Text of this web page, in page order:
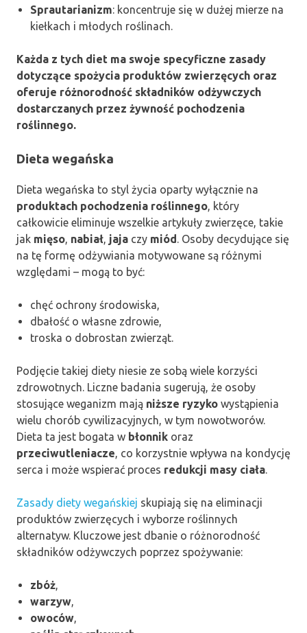
Sprautarianizm: koncentruje się w dużej mierze na
kiełkach i młodych roślinach.
Każda z tych diet ma swoje specyficzne zasady
dotyczące spożycia produktów zwierzęcych oraz
oferuje różnorodność składników odżywczych
dostarczanych przez żywność pochodzenia
roślinnego.
Dieta wegańska
Dieta wegańska to styl życia oparty wyłącznie na
produktach pochodzenia roślinnego, który
całkowicie eliminuje wszelkie artykuły zwierzęce, takie
jak mięso, nabiał, jaja czy miód. Osoby decydujące się
na tę formę odżywiania motywowane są różnymi
względami – mogą to być:
chęć ochrony środowiska,
dbałość o własne zdrowie,
troska o dobrostan zwierząt.
Podjęcie takiej diety niesie ze sobą wiele korzyści
zdrowotnych. Liczne badania sugerują, że osoby
stosujące weganizm mają niższe ryzyko wystąpienia
wielu chorób cywilizacyjnych, w tym nowotworów.
Dieta ta jest bogata w błonnik oraz
przeciwutleniacze, co korzystnie wpływa na kondycję
serca i może wspierać proces redukcji masy ciała.
Zasady diety wegańskiej skupiają się na eliminacji
produktów zwierzęcych i wyborze roślinnych
alternatyw. Kluczowe jest dbanie o różnorodność
składników odżywczych poprzez spożywanie:
zbóż,
warzyw,
owoców,